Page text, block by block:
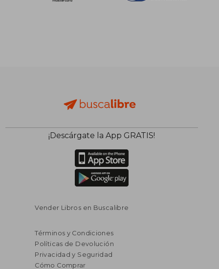
¡Descárgate la App GRATIS!
Vender Libros en Buscalibre
Términos y Condiciones
Políticas de Devolución
Privacidad y Seguridad
Cómo Comprar